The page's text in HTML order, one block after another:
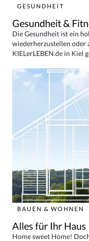
GESUNDHEIT
Gesundheit &
Die Gesundheit ist ein
wiederherzustellen oder
KIELerLEBEN.de in Kiel
BAUEN & WOHNEN
Alles für Ihr Haus
Home sweet Home!